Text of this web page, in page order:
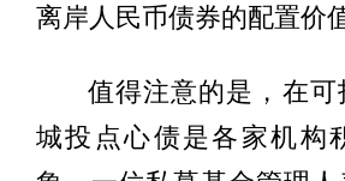
离岸人民币债券的配置价
值得注意的是，在可
城投点心债是各家机构